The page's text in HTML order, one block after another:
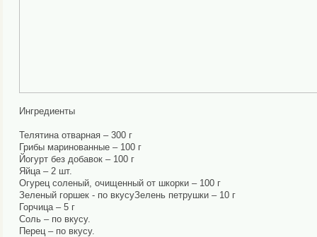
Ингредиенты
Телятина отварная – 300 г
Грибы маринованные – 100 г
Йогурт без добавок – 100 г
Яйца – 2 шт.
Огурец соленый, очищенный от шкорки – 100 г
Зеленый горшек - по вкусуЗелень петрушки – 10 г
Горчица – 5 г
Соль – по вкусу.
Перец – по вкусу.